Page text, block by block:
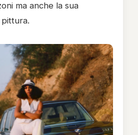
ma anche la sua